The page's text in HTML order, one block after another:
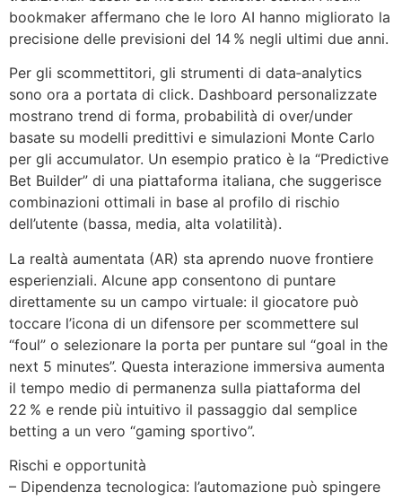
bookmaker affermano che le loro AI hanno migliorato la
precisione delle previsioni del 14 % negli ultimi due anni.
Per gli scommettitori, gli strumenti di data‑analytics
sono ora a portata di click. Dashboard personalizzate
mostrano trend di forma, probabilità di over/under
basate su modelli predittivi e simulazioni Monte Carlo
per gli accumulator. Un esempio pratico è la “Predictive
Bet Builder” di una piattaforma italiana, che suggerisce
combinazioni ottimali in base al profilo di rischio
dell’utente (bassa, media, alta volatilità).
La realtà aumentata (AR) sta aprendo nuove frontiere
esperienziali. Alcune app consentono di puntare
direttamente su un campo virtuale: il giocatore può
toccare l’icona di un difensore per scommettere sul
“foul” o selezionare la porta per puntare sul “goal in the
next 5 minutes”. Questa interazione immersiva aumenta
il tempo medio di permanenza sulla piattaforma del
22 % e rende più intuitivo il passaggio dal semplice
betting a un vero “gaming sportivo”.
Rischi e opportunità
– Dipendenza tecnologica: l’automazione può spingere